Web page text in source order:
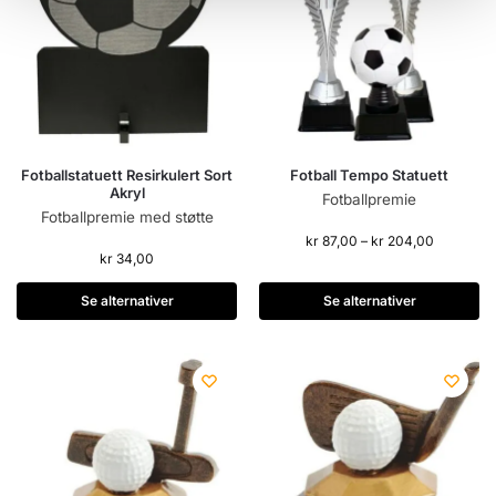
Fotballstatuett Resirkulert Sort
Akryl
Fotballpremie med støtte
kr 34,00
Se alternativer
Fotball Tempo Statuett
Fotballpremie
kr87,00 – kr204,00
Se alternativer